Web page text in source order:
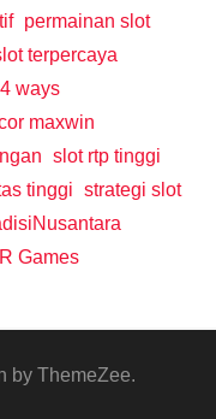
permainan slot
terpercaya
ways
maxwin
slot rtp tinggi
tinggi strategi slot
Games
by ThemeZee.